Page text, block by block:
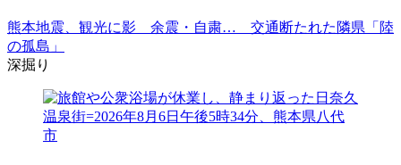
熊本地震、観光に影 余震・自粛… 交通断たれた隣県「陸
の孤島」
深掘り